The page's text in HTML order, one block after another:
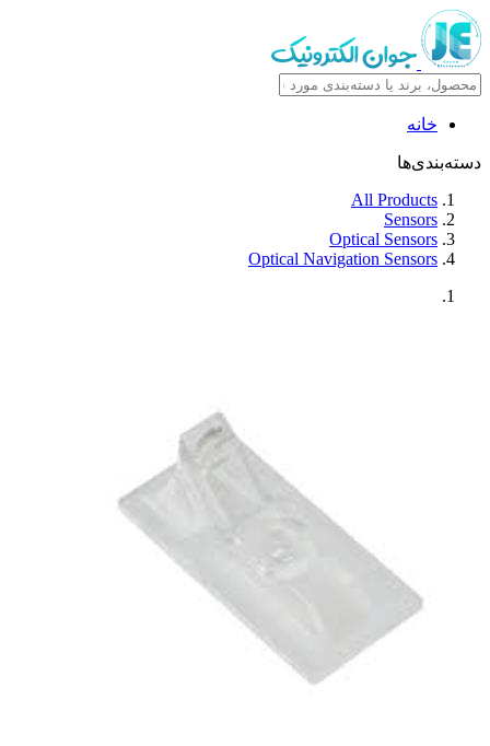
خانه
دسته‌بندی‌ها
All Products
Sensors
Optical Sensors
Optical Navigation Sensors